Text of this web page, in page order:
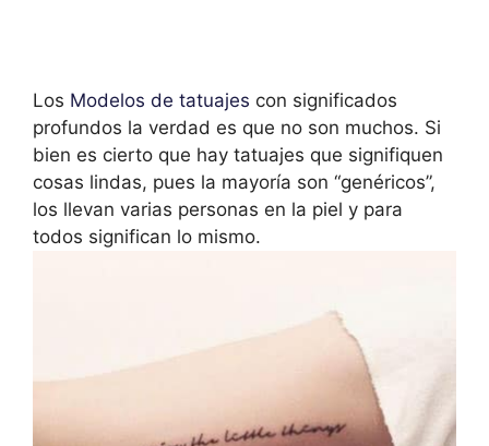
Los Modelos de tatuajes con significados
profundos la verdad es que no son muchos. Si
bien es cierto que hay tatuajes que signifiquen
cosas lindas, pues la mayoría son “genéricos”,
los llevan varias personas en la piel y para
todos significan lo mismo.